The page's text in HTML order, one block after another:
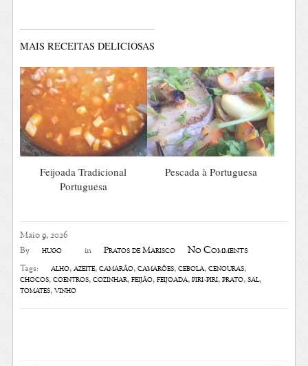
Maio 9, 2026
By hugo in Pratos de Marisco No Comments
Tags: alho,azeite,camarão,camarões,cebola,cenouras,
chocos,coentros,cozinhar,feijão,feijoada,piri-piri,prato,sal,
tomates,vinho
MAIS RECEITAS DELICIOSAS
Feijoada Tradicional
Portuguesa
Pescada à Portuguesa